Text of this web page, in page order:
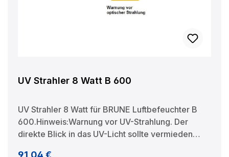
UV Strahler 8 Watt B 600
UV Strahler 8 Watt für BRUNE Luftbefeuchter B
600.Hinweis:Warnung vor UV-Strahlung. Der
direkte Blick in das UV-Licht sollte vermieden
Regulärer Preis:
91,04 €